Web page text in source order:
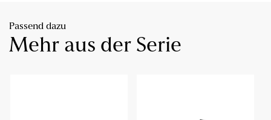
Passend dazu
Mehr aus der Serie